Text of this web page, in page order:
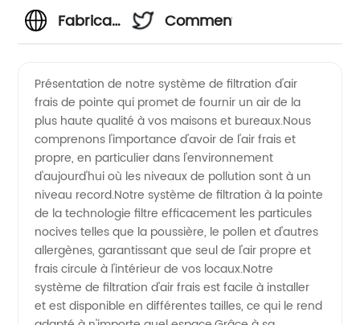
Fabricant
exportateur
de
systèmes
de
filtration
Commentaires
Présentation de notre système de filtration d'air
frais de pointe qui promet de fournir un air de la
plus haute qualité à vos maisons et bureaux.Nous
comprenons l'importance d'avoir de l'air frais et
propre, en particulier dans l'environnement
d'aujourd'hui où les niveaux de pollution sont à un
niveau record.Notre système de filtration à la pointe
de la technologie filtre efficacement les particules
nocives telles que la poussière, le pollen et d'autres
allergènes, garantissant que seul de l'air propre et
frais circule à l'intérieur de vos locaux.Notre
système de filtration d'air frais est facile à installer
et est disponible en différentes tailles, ce qui le rend